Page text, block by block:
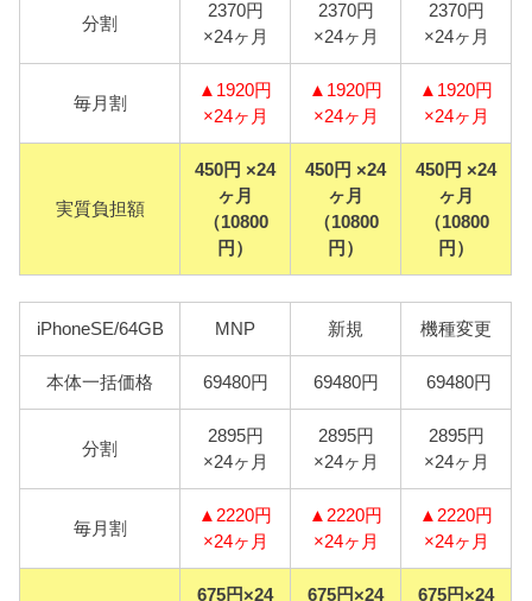
分割
2370円
×24ヶ月
2370円
×24ヶ月
2370円
×24ヶ月
毎月割
▲1920円
×24ヶ月
▲1920円
×24ヶ月
▲1920円
×24ヶ月
実質負担額
450円 ×24
ヶ月
（10800
円）
450円 ×24
ヶ月
（10800
円）
450円 ×24
ヶ月
（10800
円）
iPhoneSE/64GB MNP 新規 機種変更
本体一括価格 69480円 69480円 69480円
分割
2895円
×24ヶ月
2895円
×24ヶ月
2895円
×24ヶ月
毎月割
▲2220円
×24ヶ月
▲2220円
×24ヶ月
▲2220円
×24ヶ月
675円×24 675円×24 675円×24